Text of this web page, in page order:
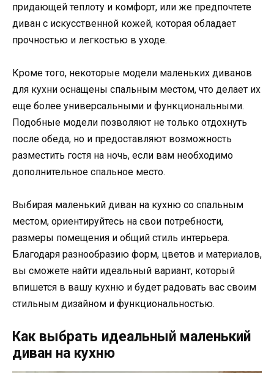
придающей теплоту и комфорт, или же предпочтете
диван с искусственной кожей, которая обладает
прочностью и легкостью в уходе.
Кроме того, некоторые модели маленьких диванов
для кухни оснащены спальным местом, что делает их
еще более универсальными и функциональными.
Подобные модели позволяют не только отдохнуть
после обеда, но и предоставляют возможность
разместить гостя на ночь, если вам необходимо
дополнительное спальное место.
Выбирая маленький диван на кухню со спальным
местом, ориентируйтесь на свои потребности,
размеры помещения и общий стиль интерьера.
Благодаря разнообразию форм, цветов и материалов,
вы сможете найти идеальный вариант, который
впишется в вашу кухню и будет радовать вас своим
стильным дизайном и функциональностью.
Как выбрать идеальный маленький
диван на кухню